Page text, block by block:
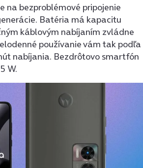
na bezproblémové pripojenie
Batéria má kapacitu
káblovým nabíjaním zvládne
používanie vám tak podľa
nabíjania. Bezdrôtovo smartfón
W.